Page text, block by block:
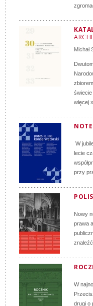
Michał
więcej »
W
lecie
przy
Nowy
prawa
W
drugi o